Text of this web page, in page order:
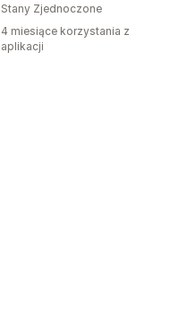
Stany Zjednoczone
4 miesiące korzystania z
aplikacji